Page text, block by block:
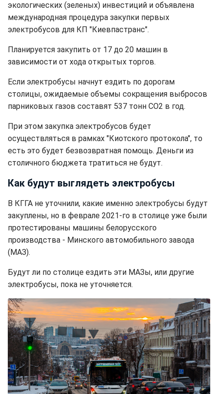
экологических (зеленых) инвестиций и объявлена
международная процедура закупки первых
электробусов для КП "Киевпастранс".
Планируется закупить от 17 до 20 машин в
зависимости от хода открытых торгов.
Если электробусы начнут ездить по дорогам
столицы, ожидаемые объемы сокращения выбросов
парниковых газов составят 537 тонн СО2 в год.
При этом закупка электробусов будет
осуществляться в рамках "Киотского протокола", то
есть это будет безвозвратная помощь. Деньги из
столичного бюджета тратиться не будут.
Как будут выглядеть электробусы
В КГГА не уточнили, какие именно электробусы будут
закуплены, но в феврале 2021-го в столице уже были
протестированы машины белорусского
производства - Минского автомобильного завода
(МАЗ).
Будут ли по столице ездить эти МАЗы, или другие
электробусы, пока не уточняется.